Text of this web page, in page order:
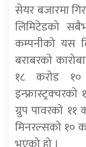
सेयर बजारमा
लिमिटेडको
कम्पनीको यस
बराबरको
१८ करोड
ग्रुप पावरको
मिनरल्सको १०